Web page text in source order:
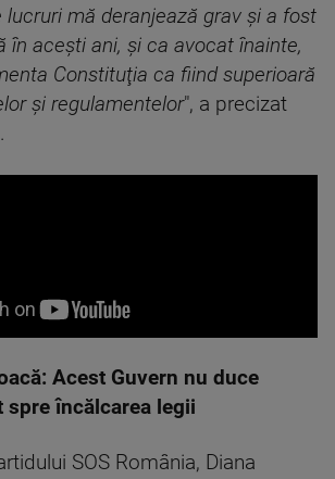
lucruri mă deranjează grav şi a fost
în aceşti ani, şi ca avocat înainte,
Constituţia ca fiind superioară
şi regulamentelor", a precizat
Acest Guvern nu duce
spre încălcarea legii
SOS România, Diana